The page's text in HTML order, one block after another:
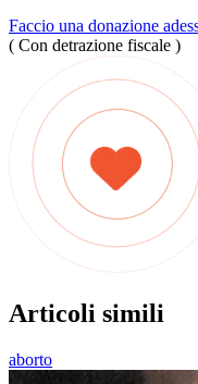
Faccio una donazione
( Con detrazione fiscale )
Articoli simili
aborto